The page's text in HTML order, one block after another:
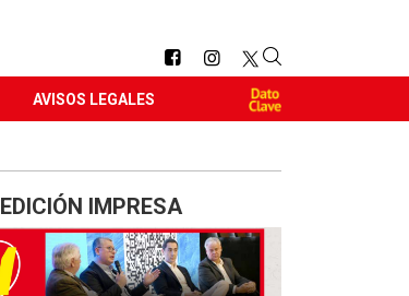
AVISOS LEGALES
EDICIÓN IMPRESA